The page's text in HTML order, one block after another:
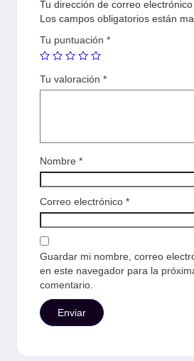
Tu dirección de correo
Los campos obligatorios están
Tu puntuación *
Tu valoración *
Nombre *
Correo electrónico *
Guardar mi nombre, correo
en este navegador para la
comentario.